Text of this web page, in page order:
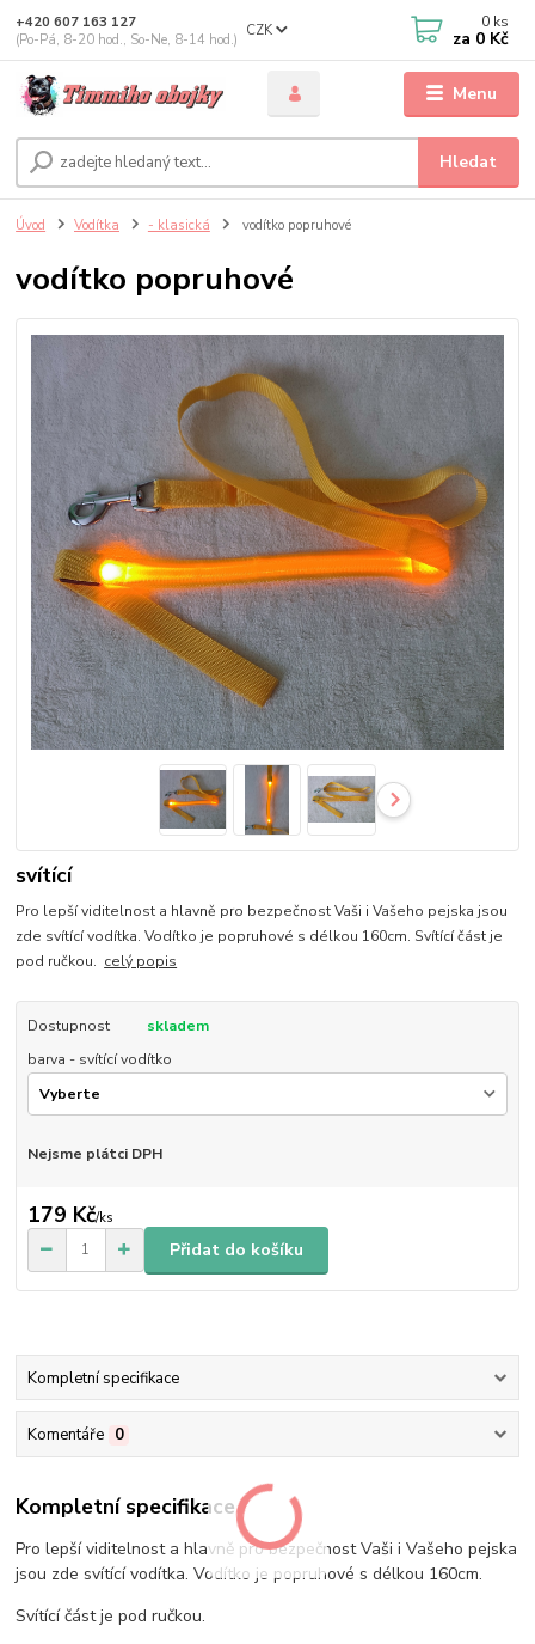
Menu
CZK
Hledat
+420 607 163 127
(Po-Pá, 8-20 hod., So-Ne, 8-14 hod.)
0 ks
za 0 Kč
Úvod Vodítka - klasická vodítko popruhové
vodítko popruhové
svítící
Pro lepší viditelnost a hlavně pro bezpečnost Vaši i Vašeho pejska jsou
zde svítící vodítka. Vodítko je popruhové s délkou 160cm. Svítící část je
pod ručkou. celý popis
Dostupnost
skladem
barva - svítící vodítko
Nejsme plátci DPH
179 Kč/ks
Přidat do košíku
Kompletní specifikace
Komentáře 0
Kompletní specifikace
Pro lepší viditelnost a hlavně pro bezpečnost Vaši i Vašeho pejska
jsou zde svítící vodítka. Vodítko je popruhové s délkou 160cm.
Svítící část je pod ručkou.